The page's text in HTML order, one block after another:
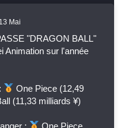
13 Mai
"DRAGON BALL"
Animation sur l'année
One Piece (12,49
(11,33 milliards ¥)
: One Piece